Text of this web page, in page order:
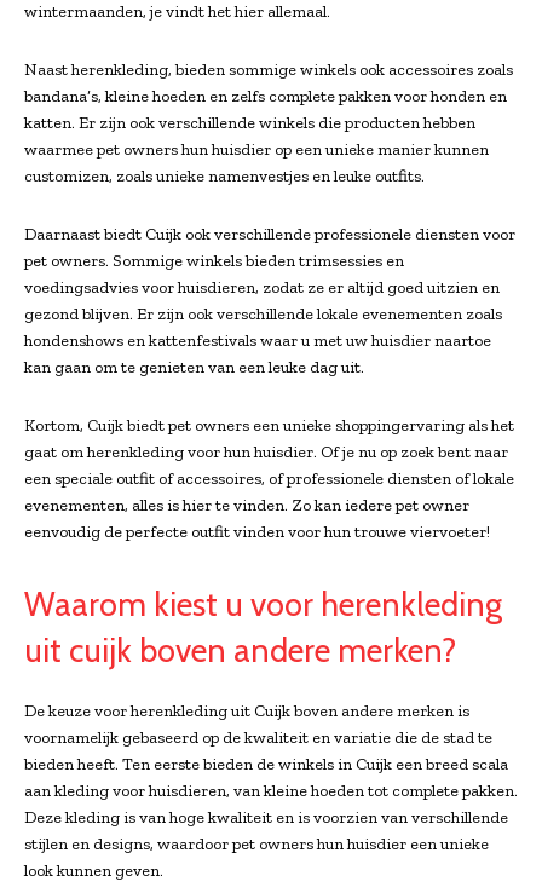
wintermaanden, je vindt het hier allemaal.
Naast herenkleding, bieden sommige winkels ook accessoires zoals
bandana’s, kleine hoeden en zelfs complete pakken voor honden en
katten. Er zijn ook verschillende winkels die producten hebben
waarmee pet owners hun huisdier op een unieke manier kunnen
customizen, zoals unieke namenvestjes en leuke outfits.
Daarnaast biedt Cuijk ook verschillende professionele diensten voor
pet owners. Sommige winkels bieden trimsessies en
voedingsadvies voor huisdieren, zodat ze er altijd goed uitzien en
gezond blijven. Er zijn ook verschillende lokale evenementen zoals
hondenshows en kattenfestivals waar u met uw huisdier naartoe
kan gaan om te genieten van een leuke dag uit.
Kortom, Cuijk biedt pet owners een unieke shoppingervaring als het
gaat om herenkleding voor hun huisdier. Of je nu op zoek bent naar
een speciale outfit of accessoires, of professionele diensten of lokale
evenementen, alles is hier te vinden. Zo kan iedere pet owner
eenvoudig de perfecte outfit vinden voor hun trouwe viervoeter!
Waarom kiest u voor herenkleding
uit cuijk boven andere merken?
De keuze voor herenkleding uit Cuijk boven andere merken is
voornamelijk gebaseerd op de kwaliteit en variatie die de stad te
bieden heeft. Ten eerste bieden de winkels in Cuijk een breed scala
aan kleding voor huisdieren, van kleine hoeden tot complete pakken.
Deze kleding is van hoge kwaliteit en is voorzien van verschillende
stijlen en designs, waardoor pet owners hun huisdier een unieke
look kunnen geven.